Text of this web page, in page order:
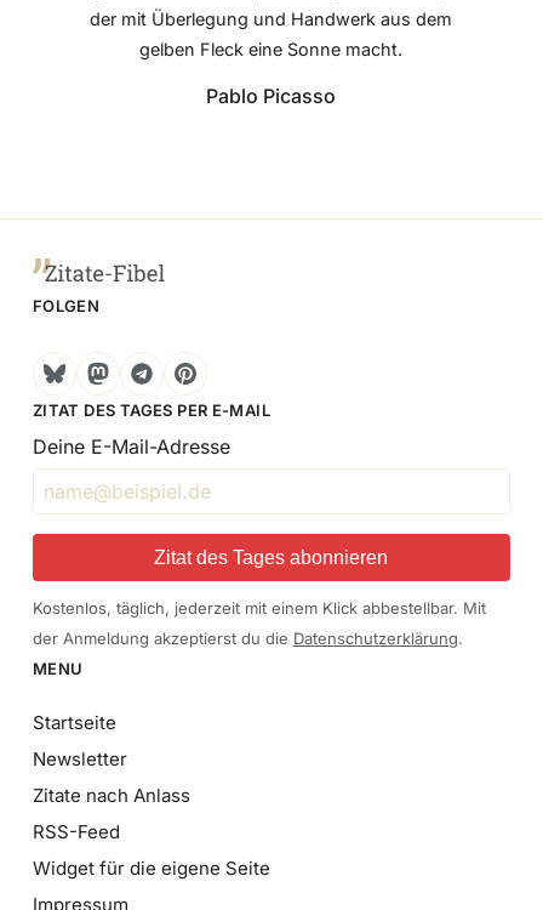
der mit Überlegung und Handwerk aus dem
gelben Fleck eine Sonne macht.
Pablo Picasso
FOLGEN
BlueskyMastodon
TelegramPinterest
ZITAT DES TAGES PER E-MAIL
Deine E-Mail-Adresse
Zitat des Tages abonnieren
Kostenlos, täglich, jederzeit mit einem Klick abbestellbar. Mit
der Anmeldung akzeptierst du die Datenschutzerklärung.
MENU
Startseite
Newsletter
Zitate nach Anlass
RSS-Feed
Widget für die eigene Seite
Impressum